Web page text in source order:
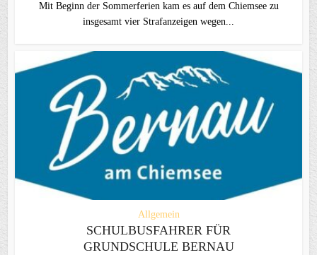
Mit Beginn der Sommerferien kam es auf dem Chiemsee zu
insgesamt vier Strafanzeigen wegen...
Allgemein
SCHULBUSFAHRER FÜR
GRUNDSCHULE BERNAU